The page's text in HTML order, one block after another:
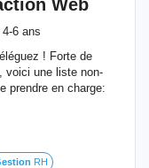
Web
4-6 ans
! Forte de
voici une liste non-
prendre en charge:
RH